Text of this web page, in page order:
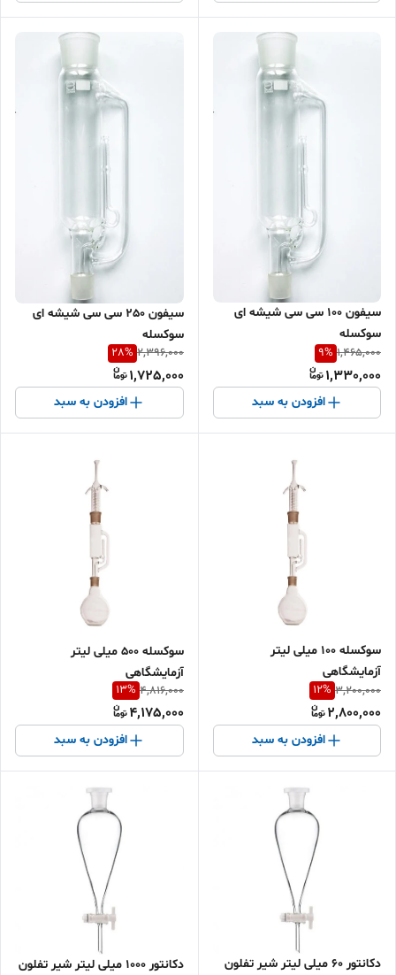
سیفون 100 سی سی شیشه ای
سوکسله
1,465,000
9%
1,330,000
افزودن به سبد
سیفون 250 سی سی شیشه ای
سوکسله
2,396,000
28%
1,725,000
افزودن به سبد
سوکسله 100 میلی لیتر
آزمایشگاهی
3,200,000
12%
2,800,000
افزودن به سبد
سوکسله 500 میلی لیتر
آزمایشگاهی
4,816,000
13%
4,175,000
افزودن به سبد
دکانتور 60 میلی لیتر شیر تفلون
دکانتور 1000 میلی لیتر شیر تفلون